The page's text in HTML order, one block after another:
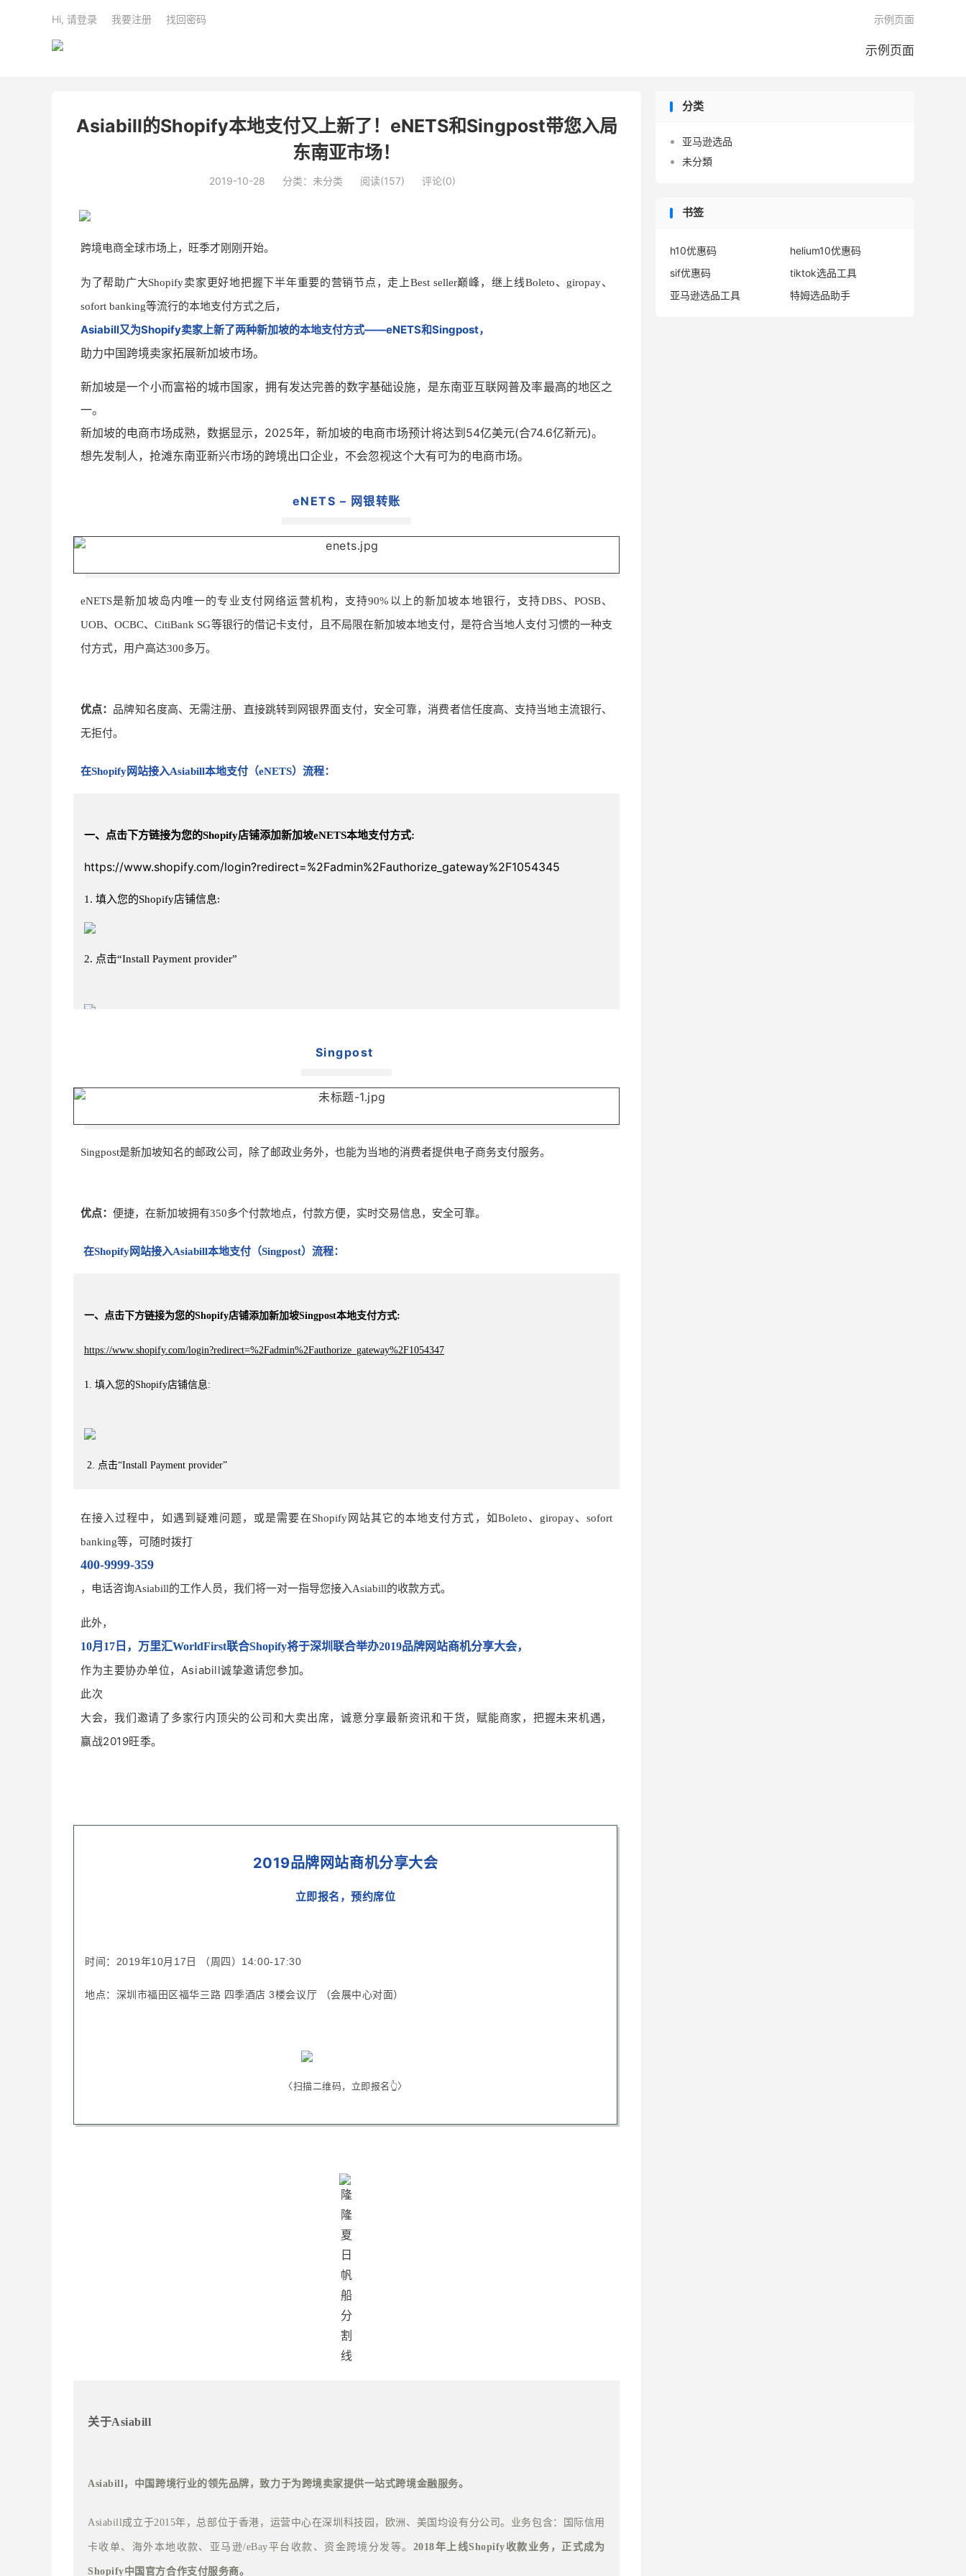
示例页面
示例页面
Hi, 请登录 我要注册 找回密码
Asiabill的Shopify本地支付又上新了！eNETS和Singpost带您入局
东南亚市场！
2019-10-28 分类：未分类 阅读(157) 评论(0)
跨境电商全球市场上，旺季才刚刚开始。
为了帮助广大Shopify卖家更好地把握下半年重要的营销节点，走上Best seller巅峰，继上线Boleto、giropay、
sofort banking等流行的本地支付方式之后，
Asiabill又为Shopify卖家上新了两种新加坡的本地支付方式——eNETS和Singpost，
助力中国跨境卖家拓展新加坡市场。
新加坡是一个小而富裕的城市国家，拥有发达完善的数字基础设施，是东南亚互联网普及率最高的地区之
一。
新加坡的电商市场成熟，数据显示，2025年，新加坡的电商市场预计将达到54亿美元(合74.6亿新元)。
想先发制人，抢滩东南亚新兴市场的跨境出口企业，不会忽视这个大有可为的电商市场。
eNETS – 网银转账
eNETS是新加坡岛内唯一的专业支付网络运营机构，支持90%以上的新加坡本地银行，支持DBS、POSB、
UOB、OCBC、CitiBank SG等银行的借记卡支付，且不局限在新加坡本地支付，是符合当地人支付习惯的一种支
付方式，用户高达300多万。
优点： 品牌知名度高、无需注册、直接跳转到网银界面支付，安全可靠，消费者信任度高、支持当地主流银行、
无拒付。
在Shopify网站接入Asiabill本地支付（eNETS）流程：
一、点击下方链接为您的Shopify店铺添加新加坡eNETS本地支付方式:
https://www.shopify.com/login?redirect=%2Fadmin%2Fauthorize_gateway%2F1054345
1. 填入您的Shopify店铺信息:
2. 点击“Install Payment provider”
2) 勾选“ test mode ”表示启用测试交易；取消勾选表示启用正式交易。
2. 按图示要求依次选择“Customer can only check out using Email”、“Require first and last name”、“Company
name Hidden”、“Address line 2 Optional”和“Shipping address phone number Required”，并点击右上角“save”保
存。
至此完成全部设置。
跳转后的支付页面显示如下：
Singpost
Singpost是新加坡知名的邮政公司，除了邮政业务外，也能为当地的消费者提供电子商务支付服务。
优点： 便捷，在新加坡拥有350多个付款地点，付款方便，实时交易信息，安全可靠。
在Shopify网站接入Asiabill本地支付（Singpost）流程：
一、点击下方链接为您的Shopify店铺添加新加坡Singpost本地支付方式:
https://www.shopify.com/login?redirect=%2Fadmin%2Fauthorize_gateway%2F1054347
1. 填入您的Shopify店铺信息:
2. 点击“Install Payment provider”
3. 在 Alternative Payment methods中选择Singpost支付通道
4. 填入您的GatewayID和Shopify Key，点击“save”保存设置
2) 勾选“Enable
5. 在 settings->Payment providers页面底部的Payment capture选择“Automatically”自动，并点击“save”保存。至此完成支付
在接入过程中，如遇到疑难问题，或是需要在Shopify网站其它的本地支付方式，如Boleto、giropay、sofort
banking等， 可随时拨打
400-9999-359
，电话咨询Asiabill的工作人员，我们将一对一指导您接入Asiabill的收款方式。
此外，
10月17日，万里汇WorldFirst联合Shopify将于深圳联合举办2019品牌网站商机分享大会，
作为主要协办单位，Asiabill诚挚邀请您参加。
此次
大会，我们邀请了多家行内顶尖的公司和大卖出席，诚意分享最新资讯和干货， 赋能商家，把握未来机遇，
赢战2019旺季。
2019品牌网站商机分享大会
立即报名，预约席位
时间： 2019年10月17日 （周四）14:00-17:30
地点：深圳市福田区福华三路 四季酒店 3楼会议厅 （会展中心对面）
〈扫描二维码，立即报名👆〉
关于Asiabill
Asiabill，中国跨境行业的领先品牌，致力于为跨境卖家提供一站式跨境金融服务。
Asiabill成立于2015年，总部位于香港，运营中心在深圳科技园，欧洲、美国均设有分公司。业务包含：国际信用
卡收单、海外本地收款、亚马逊/eBay平台收款、资金跨境分发等。 2018年上线Shopify收款业务，正式成为
Shopify中国官方合作支付服务商。
分类
亚马逊选品
未分類
书签
h10优惠码
helium10优惠码
sif优惠码
tiktok选品工具
亚马逊选品工具
特姆选品助手